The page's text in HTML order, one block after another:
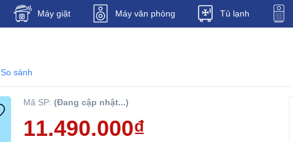
Máy giặt Máy văn phòng Tủ lạnh
So sánh
Mã SP: (Đang cập nhật...)
11.490.000₫